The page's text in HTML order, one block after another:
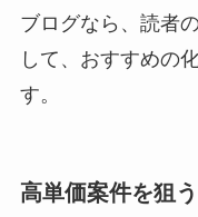
ブログなら、読者
して、おすすめの
す。
高単価案件を狙う